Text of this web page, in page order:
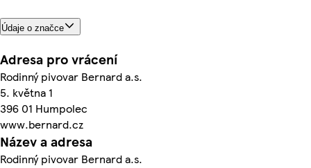
Údaje o značce
Adresa pro vrácení
Rodinný pivovar Bernard a.s.
5. května 1
396 01 Humpolec
www.bernard.cz
Název a adresa
Rodinný pivovar Bernard a.s.